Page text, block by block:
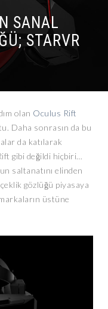
SANAL
STARVR
olan Oculus Rift
Daha sonrasın da bu
da katılarak
gibi değildi hiçbiri…
saltanatını elinden
gözlüğü piyasaya
üstüne